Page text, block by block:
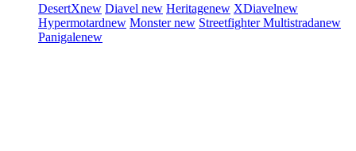
DesertXnew Diavel new Heritagenew XDiavelnew
Hypermotardnew Monsternew StreetfighterMultistradanew
Panigalenew